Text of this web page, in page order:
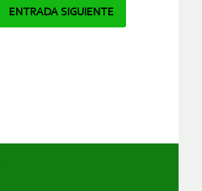
ENTRADA SIGUIENTE